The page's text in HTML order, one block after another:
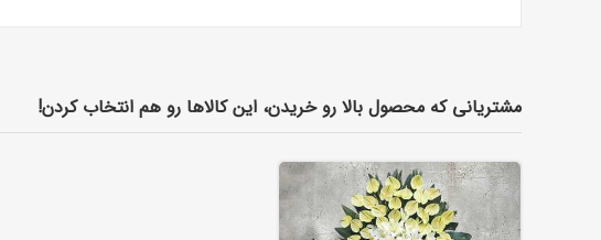
مشتریانی که محصول بالا رو خریدن، این کالاها رو هم انتخاب کردن!